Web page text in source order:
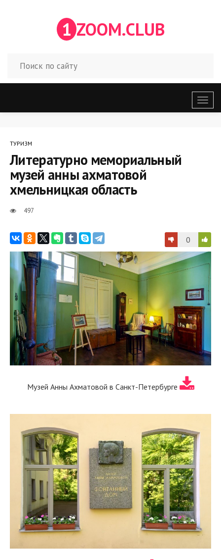
1 ZOOM.CLUB
меню
ТУРИЗМ
Литературно мемориальный
музей анны ахматовой
хмельницкая область
497
0
Музей Анны Ахматовой в Санкт-Петербурге